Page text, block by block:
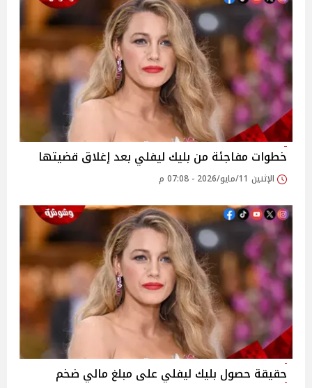
خطوات مفاجئة من بليك ليفلي بعد إغلاق قضيتها
الإثنين 11/مايو/2026 - 07:08 م
حقيقة حصول بليك ليفلي على مبلغ مالي ضخم